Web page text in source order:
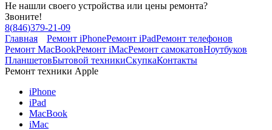
Не нашли своего устройства или цены ремонта?
Звоните!
8(846)379-21-09
Главная
Ремонт iPhoneРемонт iPadРемонт телефонов
Ремонт MacBookРемонт iMacРемонт самокатовНоутбуков
ПланшетовБытовой техникиСкупкаКонтакты
Ремонт техники Apple
iPhone
iPad
MacBook
iMac